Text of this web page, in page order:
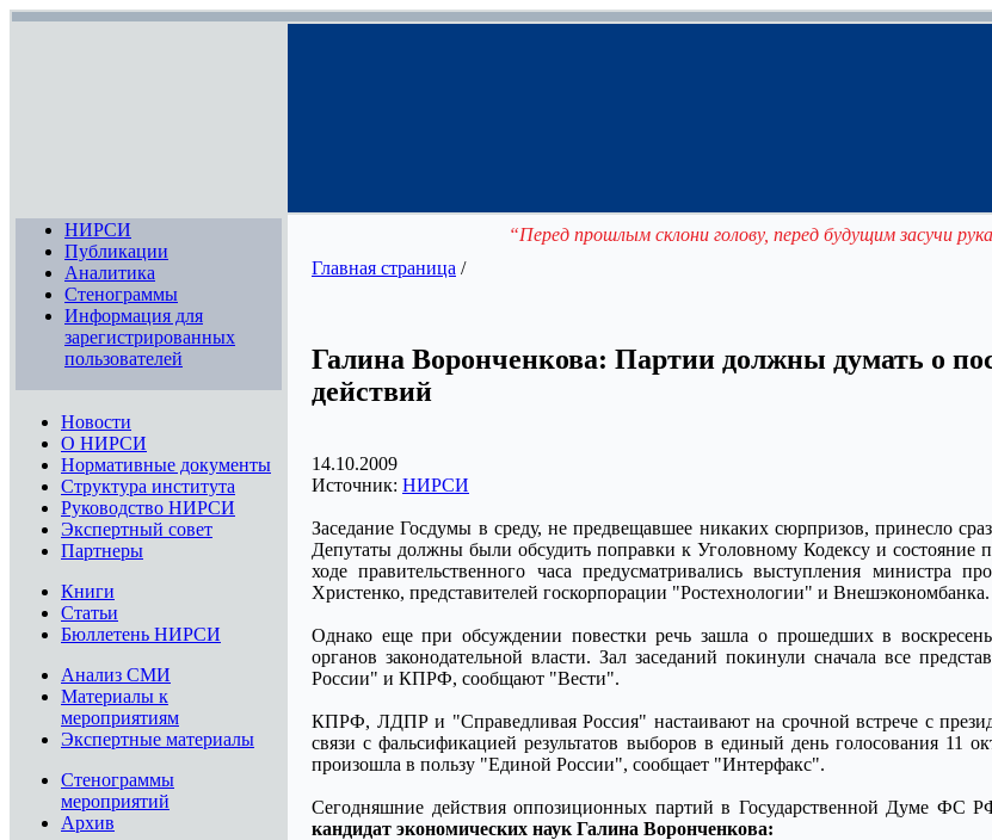
НИРСИ
Публикации
Аналитика
Стенограммы
Информация для
зарегистрированных
пользователей
Новости
О НИРСИ
Нормативные документы
Структура института
Руководство НИРСИ
Экспертный совет
Партнеры
Книги
Статьи
Бюллетень НИРСИ
Анализ СМИ
Материалы к
мероприятиям
Экспертные материалы
Стенограммы
мероприятий
Архив
“Перед прошлым склони голову, перед будущим засучи
Главная страница /
Галина Воронченкова: Партии должны думать о
действий
14.10.2009
Источник: НИРСИ
Заседание Госдумы в среду, не предвещавшее никаких сюрпризов, принесло
Депутаты должны были обсудить поправки к Уголовному Кодексу и состояние
ходе правительственного часа предусматривались выступления министра
Христенко, представителей госкорпорации "Ростехнологии" и Внешэкономбанка.
Однако еще при обсуждении повестки речь зашла о прошедших в
органов законодательной власти. Зал заседаний покинули сначала все
России" и КПРФ, сообщают "Вести".
КПРФ, ЛДПР и "Справедливая Россия" настаивают на срочной встрече с
связи с фальсификацией результатов выборов в единый день голосования 11
произошла в пользу "Единой России", сообщает "Интерфакс".
Сегодняшние действия оппозиционных партий в Государственной Думе ФС
кандидат экономических наук Галина Воронченкова: